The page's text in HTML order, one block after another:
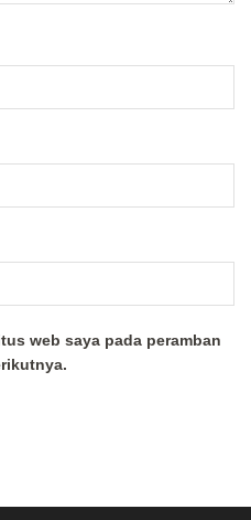
web saya pada peramban